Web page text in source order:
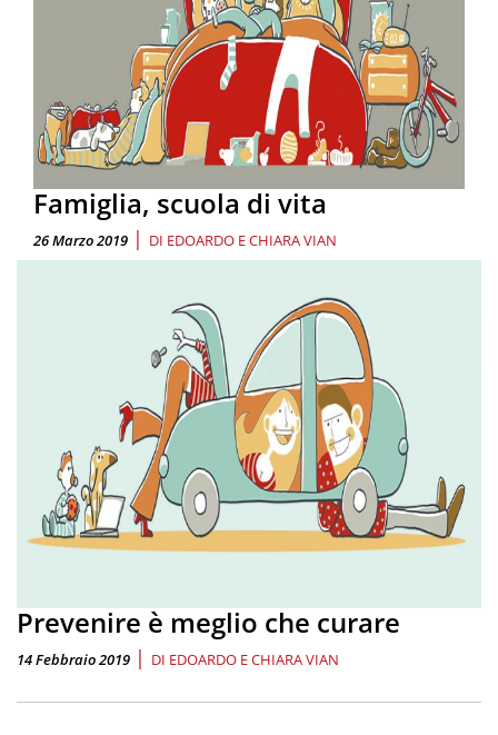
Famiglia, scuola di vita
26 Marzo 2019 | DI EDOARDO E CHIARA VIAN
Prevenire è meglio che curare
14 Febbraio 2019 | DI EDOARDO E CHIARA VIAN